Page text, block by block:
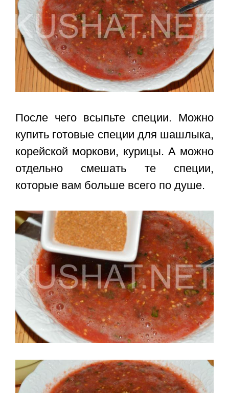
После чего всыпьте специи. Можно
купить готовые специи для шашлыка,
корейской моркови, курицы. А можно
отдельно смешать те специи,
которые вам больше всего по душе.